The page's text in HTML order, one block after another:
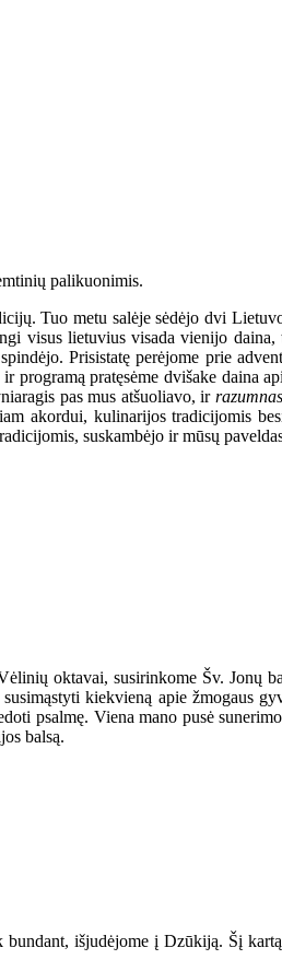
palikuonimis.
Tuo metu salėje sėdėjo dvi
visus lietuvius visada vienijo
Prisistatę perėjome prie
pratęsėme dvišake daina
pas mus atšuoliavo, irrazumnas
akordui, kulinarijos tradicijomis
suskambėjo ir mūsų
oktavai, susirinkome Šv. Jonų
kiekvieną apie žmogaus
psalmę. Viena mano pusė
balsą.
išjudėjome į Dzūkiją. Šį